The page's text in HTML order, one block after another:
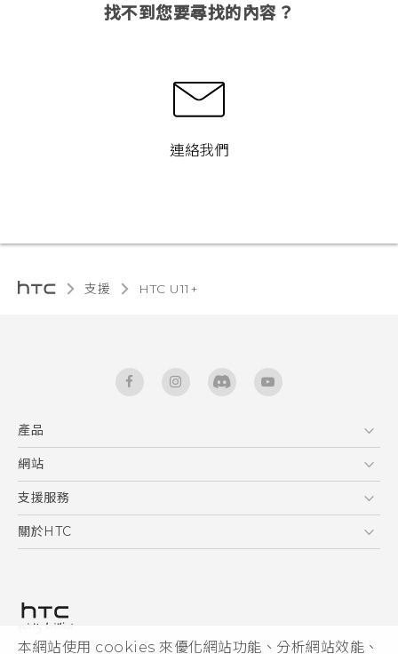
本網站使用 cookies 來優化網站功能、分析網站效能、
找不到您要尋找的內容？
連絡我們
支援 HTC U11+‎
產品
5G
智能手機
區塊鍊手機
網站
HTC Dev
HTC Research
支援服務
服務中心
關於HTC
私隱政策
產品安全